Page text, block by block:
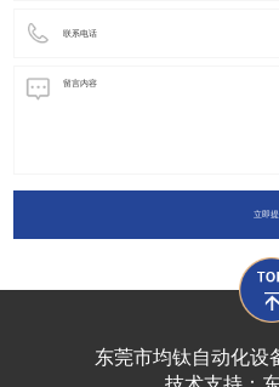
立即
东莞市均钛自动化设